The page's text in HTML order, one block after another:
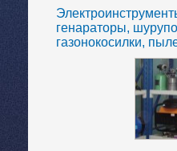
генараторы,
газонокосилки,